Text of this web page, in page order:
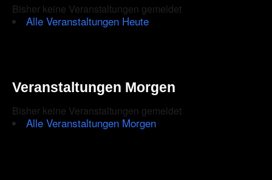
Bisher keine Veranstaltungen gemeldet
Alle Veranstaltungen Heute
Veranstaltungen Morgen
Bisher keine Veranstaltungen gemeldet
Alle Veranstaltungen Morgen